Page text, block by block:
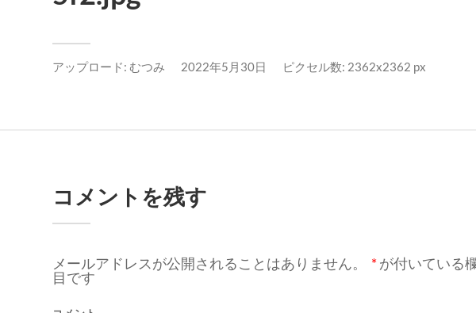
アップロード: むつみ 2022年5月30日 ピクセル数: 2362x2362 px
コメントを残す
メールアドレスが公開されることはありません。 *が付いている
目です